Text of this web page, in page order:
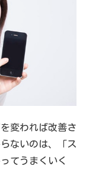
変われば改善さ
ないのは、「ス
てうまくいく